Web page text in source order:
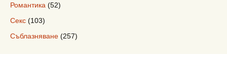
Романтика (52)
Секс (103)
Съблазняване (257)